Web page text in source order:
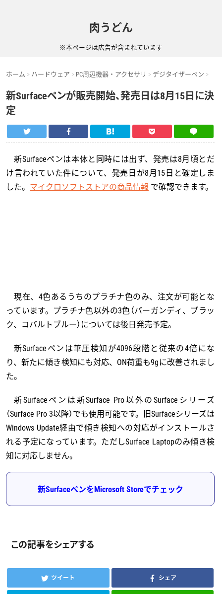
肉うどん
※本ページは広告が含まれています
ホーム ハードウェア PC周辺機器・アクセサリ デジタイザーペン
新Surfaceペンが販売開始、発売日は8月15日に決
定
新Surfaceペンは本体と同時には出ず、発売は8月頃とだ
け言われていた件について、発売日が8月15日と確定しま
した。 マイクロソフトストアの商品情報 で確認できます。
現在、4色あるうちのプラチナ色のみ、注文が可能とな
っています。プラチナ色以外の3色（バーガンディ、ブラッ
ク、コバルトブルー）については後日発売予定。
新Surfaceペンは筆圧検知が4096段階と従来の4倍にな
り、新たに傾き検知にも対応、ON荷重も9gに改善されまし
た。
新Surfaceペンは新Surface Pro以外のSurfaceシリーズ
（Surface Pro 3以降）でも使用可能です。旧Surfaceシリーズは
Windows Update経由で傾き検知への対応がインストールさ
れる予定になっています。ただしSurface Laptopのみ傾き検
知に対応しません。
新SurfaceペンをMicrosoft Storeでチェック
この記事をシェアする
ツイート シェア